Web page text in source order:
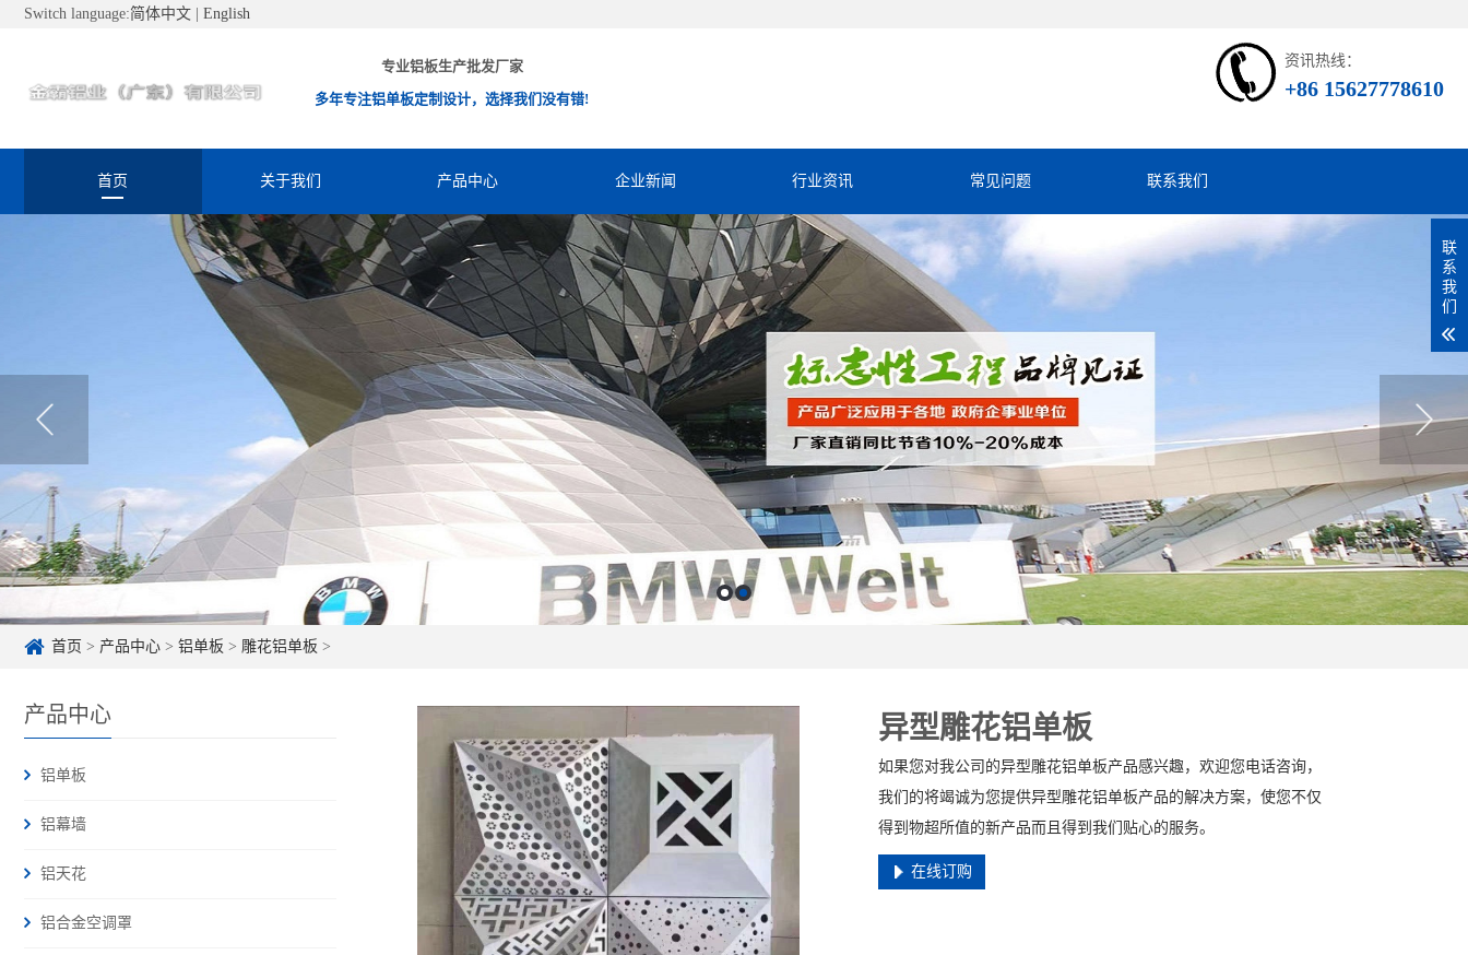
Switch language:简体中文 English
专业铝板生产批发厂家
多年专注铝单板定制设计，选择我们没有错!
资讯热线：
+86 15627778610
首页 关于我们 产品中心 企业新闻 行业资讯 常见问题 联系我们
首页 > 产品中心 > 铝单板 > 雕花铝单板 >
产品中心
铝单板
铝幕墙
铝天花
铝合金空调罩
异型雕花铝单板
如果您对我公司的异型雕花铝单板产品感兴趣，欢迎您电话咨询，
我们的将竭诚为您提供异型雕花铝单板产品的解决方案，使您不仅
得到物超所值的新产品而且得到我们贴心的服务。
在线订购
联
系
我
们